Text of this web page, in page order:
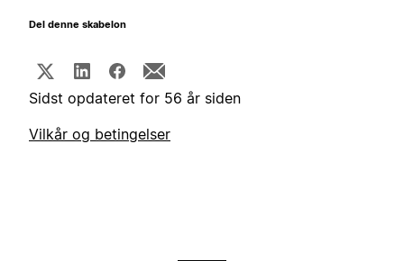
Del denne skabelon
Sidst opdateret for 56 år siden
Vilkår og betingelser